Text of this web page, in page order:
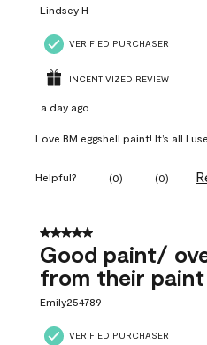
Lindsey H
VERIFIED PURCHASER
INCENTIVIZED REVIEW
a day ago
Love BM eggshell paint! It’s all I use.
Helpful? (0) (0)
5 out of 5 stars.
Good paint/
from their
Emily254789
VERIFIED PURCHASER